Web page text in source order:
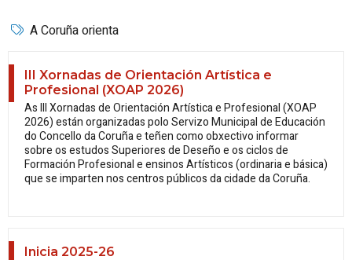
A Coruña orienta
III Xornadas de Orientación Artística e
Profesional (XOAP 2026)
As III Xornadas de Orientación Artística e Profesional (XOAP
2026) están organizadas polo Servizo Municipal de Educación
do Concello da Coruña e teñen como obxectivo informar
sobre os estudos Superiores de Deseño e os ciclos de
Formación Profesional e ensinos Artísticos (ordinaria e básica)
que se imparten nos centros públicos da cidade da Coruña.
Inicia 2025-26